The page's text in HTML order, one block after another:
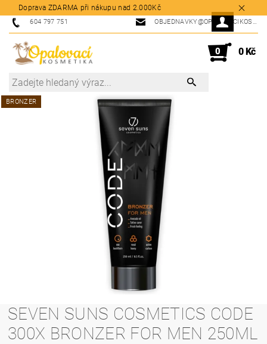
Doprava ZDARMA při nákupu nad 2.000Kč
604 797 751 OBJEDNAVKY@OPALOVACIKOSMETIKA.CZ
0 0 Kč
BRONZER
SEVEN SUNS COSMETICS CODE
300X BRONZER FOR MEN 250ML